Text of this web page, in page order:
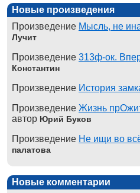
Новые произведения
Произведение Мысль, не
Лучит
Произведение 313ф-ок.
Константин
Произведение История
Произведение Жизнь
автор Юрий Буков
Произведение Не ищи во
палатова
Новые комментарии